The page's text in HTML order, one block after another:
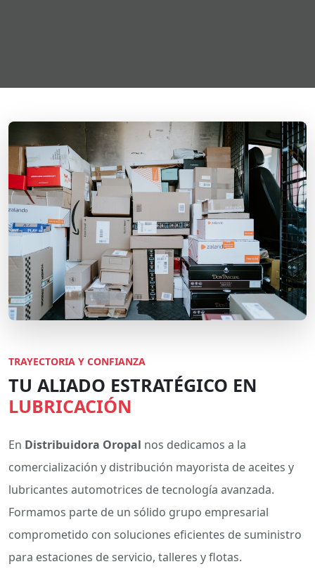
TRAYECTORIA Y CONFIANZA
TU ALIADO ESTRATÉGICO EN
LUBRICACIÓN
En Distribuidora Oropal nos dedicamos a la
comercialización y distribución mayorista de aceites y
lubricantes automotrices de tecnología avanzada.
Formamos parte de un sólido grupo empresarial
comprometido con soluciones eficientes de suministro
para estaciones de servicio, talleres y flotas.